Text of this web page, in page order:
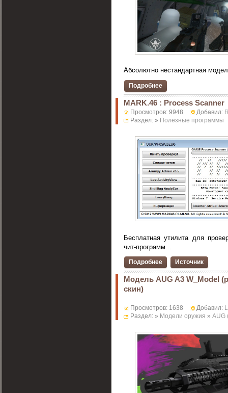
Абсолютно нестандартная
Подробнее
MARK.46 : Process Scanner
Просмотров: 9948 Добавил:
Раздел: » Полезные программы
Бесплатная утилита для
чит-программ...
Подробнее Источник
Модель AUG A3 W_Model
скин)
Просмотров: 1638 Добавил:
Раздел: » Модели оружия » AUG